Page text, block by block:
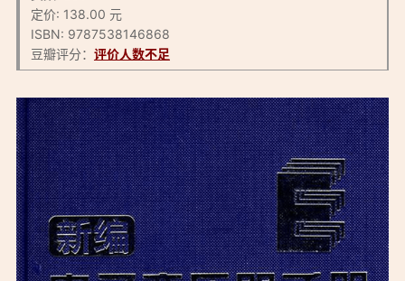
定价: 138.00 元
ISBN: 9787538146868
豆瓣评分： 评价人数不足
https://ostarted.com/223」